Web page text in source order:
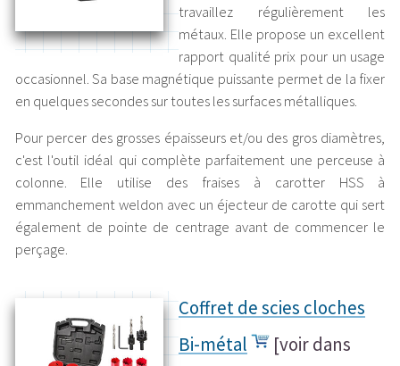
travaillez régulièrement les
métaux. Elle propose un excellent
rapport qualité prix pour un usage
occasionnel. Sa base magnétique puissante permet de la fixer
en quelques secondes sur toutes les surfaces métalliques.
Pour percer des grosses épaisseurs et/ou des gros diamètres,
c'est l'outil idéal qui complète parfaitement une perceuse à
colonne. Elle utilise des fraises à carotter HSS à
emmanchement weldon avec un éjecteur de carotte qui sert
également de pointe de centrage avant de commencer le
perçage.
Coffret de scies cloches
Bi-métal
[voir dans